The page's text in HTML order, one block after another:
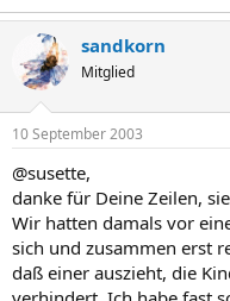
sandkorn
Mitglied
10 September 2003
@susette,
danke für Deine Zeilen,
Wir hatten damals vor
sich und zusammen erst
daß einer auszieht, die